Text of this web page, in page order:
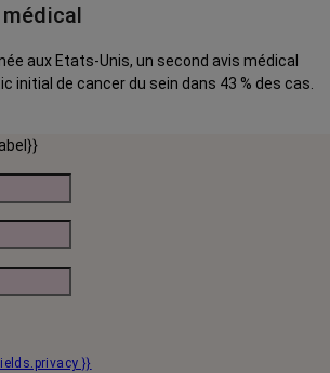
aux Etats-Unis, un second avis médical
initial de cancer du sein dans 43 % des cas.
}}